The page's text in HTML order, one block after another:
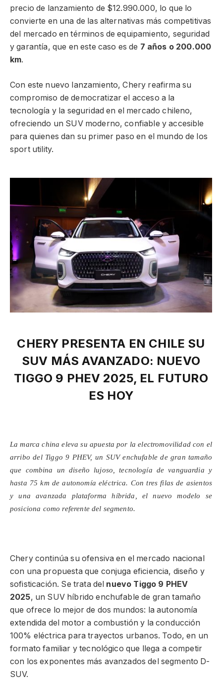
precio de lanzamiento de $12.990.000, lo que lo
convierte en una de las alternativas más competitivas
del mercado en términos de equipamiento, seguridad
y garantía, que en este caso es de 7 años o 200.000
km.
Con este nuevo lanzamiento, Chery reafirma su
compromiso de democratizar el acceso a la
tecnología y la seguridad en el mercado chileno,
ofreciendo un SUV moderno, confiable y accesible
para quienes dan su primer paso en el mundo de los
sport utility.
CHERY PRESENTA EN CHILE SU
SUV MÁS AVANZADO: NUEVO
TIGGO 9 PHEV 2025, EL FUTURO
ES HOY
La marca china eleva su apuesta por la electromovilidad con el
arribo del Tiggo 9 PHEV, un SUV enchufable de gran tamaño
que combina un diseño lujoso, tecnología de vanguardia y
hasta 75 km de autonomía eléctrica. Con tres filas de asientos
y una avanzada plataforma híbrida, el nuevo modelo se
posiciona como referente del segmento.
Chery continúa su ofensiva en el mercado nacional
con una propuesta que conjuga eficiencia, diseño y
sofisticación. Se trata del nuevo Tiggo 9 PHEV
2025, un SUV híbrido enchufable de gran tamaño
que ofrece lo mejor de dos mundos: la autonomía
extendida del motor a combustión y la conducción
100% eléctrica para trayectos urbanos. Todo, en un
formato familiar y tecnológico que llega a competir
con los exponentes más avanzados del segmento D-
SUV.